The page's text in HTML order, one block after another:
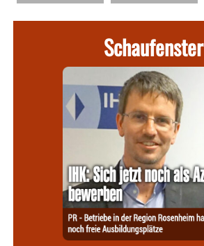
Schaufenster